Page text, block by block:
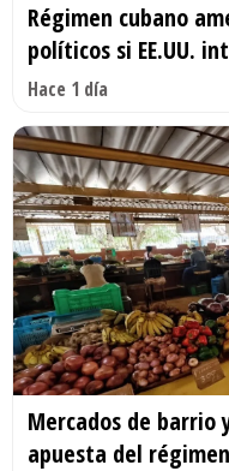
Régimen cubano
políticos si EE.UU.
Hace 1 día
Mercados de barrio
apuesta del